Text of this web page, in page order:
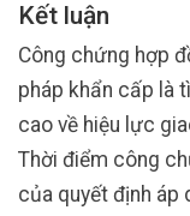
Kết luận
Công chứng hợp
pháp khẩn cấp là
cao về hiệu lực
Thời điểm công
của quyết định áp